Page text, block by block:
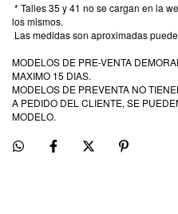
* Talles 35 y 41 no se cargan en la
los mismos.
Las medidas son aproximadas
MODELOS DE PRE-VENTA
MAXIMO 15 DIAS.
MODELOS DE PREVENTA NO
A PEDIDO DEL CLIENTE, SE
MODELO.